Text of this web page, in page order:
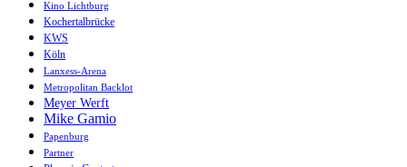
Kino Lichtburg
Kochertalbrücke
KWS
Köln
Lanxess-Arena
Metropolitan Backlot
Meyer Werft
Mike Gamio
Papenburg
Partner